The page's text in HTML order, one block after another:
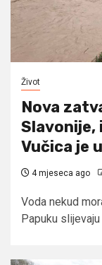
Život
Nova
Slavonije,
Vučica je
4 mjeseca ago
Voda nekud
Papuku